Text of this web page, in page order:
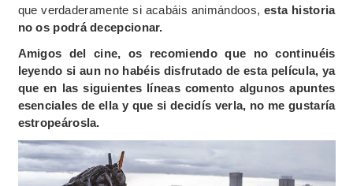
que verdaderamente si acabáis animándoos, esta historia
no os podrá decepcionar.
Amigos del cine, os recomiendo que no continuéis
leyendo si aun no habéis disfrutado de esta película, ya
que en las siguientes líneas comento algunos apuntes
esenciales de ella y que si decidís verla, no me gustaría
estropeárosla.